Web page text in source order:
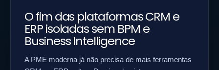
O fim das plataformas CRM e
ERP isoladas sem BPM e
Business Intelligence
A PME moderna já não precisa de mais ferramentas